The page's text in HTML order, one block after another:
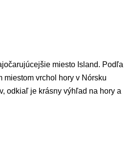
miesto Island. Podľa
miestom vrchol hory v Nórsku
odkiaľ je krásny výhľad na hory a